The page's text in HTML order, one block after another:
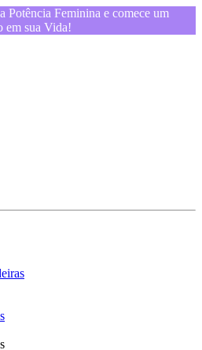
Potência Feminina e comece um
em sua Vida!